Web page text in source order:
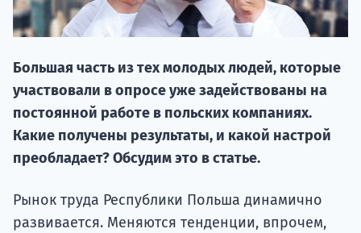
Большая часть из тех молодых людей, которые
участвовали в опросе уже задействованы на
постоянной работе в польских компаниях.
Какие получены результаты, и какой настрой
преобладает? Обсудим это в статье.
Рынок труда Республики Польша динамично
развивается. Меняются тенденции, впрочем,